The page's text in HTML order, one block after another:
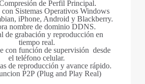
de Perfil Principal.
Sistemas Operativos Windows
iPhone, Android y Blackberry.
nombre de dominio DDNS.
de grabación y reproducción en
tiempo real.
con función de supervisión desde
el teléfono celular.
de reproducción y avance rápido.
P2P (Plug and Play Real)